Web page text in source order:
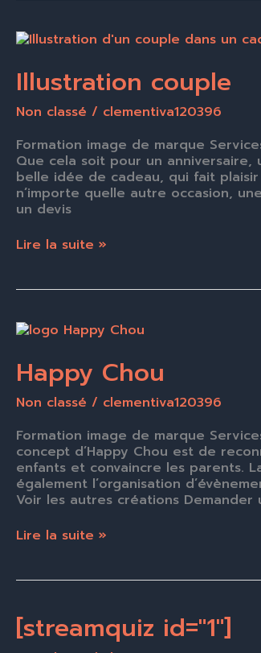
Illustration couple
Non classé / clementiva120396
Formation image de marque
Que cela soit pour un
belle idée de cadeau, qui fait
n’importe quelle autre occasion,
un devis
Illustration
Lire la suite »
Happy Chou
Non classé / clementiva120396
Formation image de marque
concept d’Happy Chou est de
enfants et convaincre les parents.
également l’organisation
Voir les autres créations Demander
Happy
Lire la suite »
[streamquiz id="1"]
[streamquiz
id="1"]